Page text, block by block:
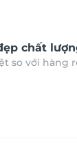
chất
so với hàng